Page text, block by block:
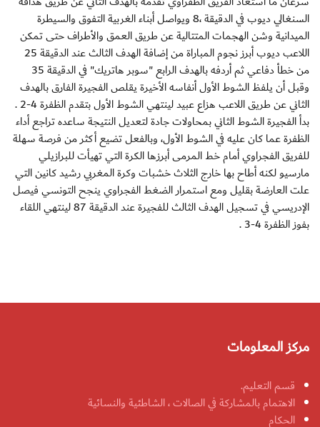
السنغالي ديوب في الدقيقة ،8 ويواصل أبناء الغربية التفوق والسيطرة
الميدانية وشن الهجمات المتتالية عن طريق العمق والأطراف حتى تمكن
اللاعب ديوب أبرز نجوم المباراة من إضافة الهدف الثالث عند الدقيقة 25
من خطأ دفاعي ثم أردفه بالهدف الرابع "سوبر هاتريك" في الدقيقة 35
وقبل أن يلفظ الشوط الأول أنفاسه الأخيرة يقلص الفجيرة الفارق بالهدف
الثاني عن طريق اللاعب هزاع عبيد لينتهي الشوط الأول بتقدم الظفرة 4-2 .
بدأ الفجيرة الشوط الثاني بمحاولات جادة لتعديل النتيجة ساعده تراجع أداء
الظفرة عما كان عليه في الشوط الأول، وبالفعل تضيع أكثر من فرصة سهلة
للفريق الفجراوي أمام خط المرمى أبرزها الكرة التي تهيأت للبرازيلي
مارسيو لكنه أطاح بها خارج الثلاث خشبات وكرة المغربي رشيد كانين التي
علت العارضة بقليل ومع استمرار الضغط الفجراوي ينجح التونسي فيصل
الإدريسي في تسجيل الهدف الثالث للفجيرة عند الدقيقة 87 لينتهي اللقاء
بفوز الظفرة 4-3 .
مركز المعلومات
قسم التعليم.
الاهتمام بالمشاركة في الصالات ، الشاطئية والنسائية
الحكام